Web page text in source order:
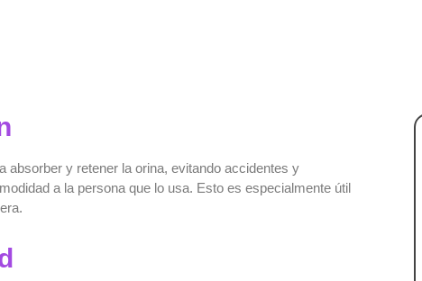
absorber y retener la orina, evitando accidentes y
a la persona que lo usa. Esto es especialmente útil